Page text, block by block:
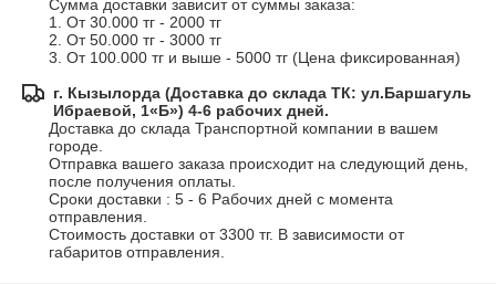
Сумма доставки зависит от суммы заказа:
1. От 30.000 тг - 2000 тг
2. От 50.000 тг - 3000 тг
3. От 100.000 тг и выше - 5000 тг (Цена фиксированная)
г. Кызылорда (Доставка до склада ТК: ул.Баршагуль
Ибраевой, 1«Б») 4-6 рабочих дней.
Доставка до склада Транспортной компании в вашем
городе.
Отправка вашего заказа происходит на следующий день,
после получения оплаты.
Сроки доставки : 5 - 6 Рабочих дней с момента
отправления.
Стоимость доставки от 3300 тг. В зависимости от
габаритов отправления.